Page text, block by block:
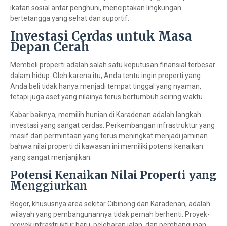
ikatan sosial antar penghuni, menciptakan lingkungan
bertetangga yang sehat dan suportif.
Investasi Cerdas untuk Masa
Depan Cerah
Membeli properti adalah salah satu keputusan finansial terbesar
dalam hidup. Oleh karena itu, Anda tentu ingin properti yang
Anda beli tidak hanya menjadi tempat tinggal yang nyaman,
tetapi juga aset yang nilainya terus bertumbuh seiring waktu.
Kabar baiknya, memilih hunian di Karadenan adalah langkah
investasi yang sangat cerdas. Perkembangan infrastruktur yang
masif dan permintaan yang terus meningkat menjadi jaminan
bahwa nilai properti di kawasan ini memiliki potensi kenaikan
yang sangat menjanjikan.
Potensi Kenaikan Nilai Properti yang
Menggiurkan
Bogor, khususnya area sekitar Cibinong dan Karadenan, adalah
wilayah yang pembangunannya tidak pernah berhenti. Proyek-